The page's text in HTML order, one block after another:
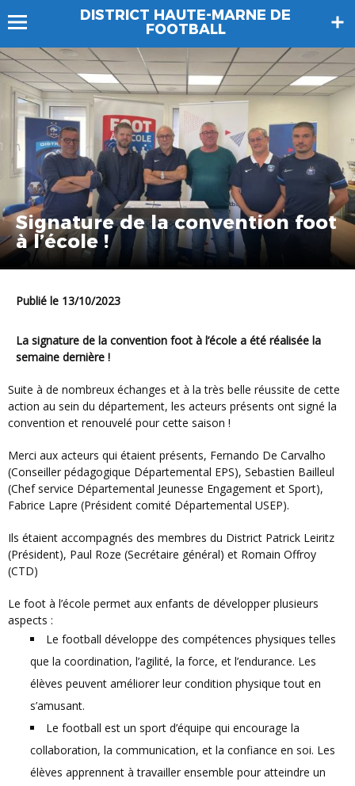
DISTRICT HAUTE-MARNE DE
FOOTBALL
Signature de la convention foot
à l’école !
Publié le 13/10/2023
La signature de la convention foot à l’école a été réalisée la
semaine dernière !
Suite à de nombreux échanges et à la très belle réussite de cette
action au sein du département, les acteurs présents ont signé la
convention et renouvelé pour cette saison !
Merci aux acteurs qui étaient présents, Fernando De Carvalho
(Conseiller pédagogique Départemental EPS), Sebastien Bailleul
(Chef service Départemental Jeunesse Engagement et Sport),
Fabrice Lapre (Président comité Départemental USEP).
Ils étaient accompagnés des membres du District Patrick Leiritz
(Président), Paul Roze (Secrétaire général) et Romain Offroy
(CTD)
Le foot à l’école permet aux enfants de développer plusieurs
aspects :
Le football développe des compétences physiques telles
que la coordination, l’agilité, la force, et l’endurance. Les
élèves peuvent améliorer leur condition physique tout en
s’amusant.
Le football est un sport d’équipe qui encourage la
collaboration, la communication, et la confiance en soi. Les
élèves apprennent à travailler ensemble pour atteindre un